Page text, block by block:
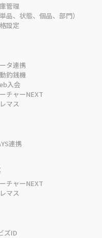
管理
単品、状態、個品、部門）
設定
タ連携
釣銭機
入会
チャーNEXT
マス
連携
チャーNEXT
マス
ズID